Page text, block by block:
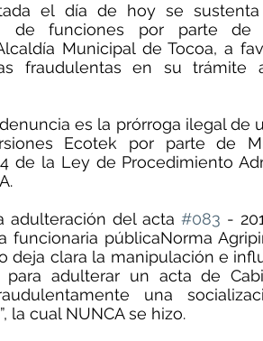
el día de hoy se
de funciones por parte de
Municipal de Tocoa, a
fraudulentas en su trámite
es la prórroga ilegal de
Ecotek por parte de
de la Ley de Procedimiento
adulteración del acta #083 -
funcionaria públicaNorma
deja clara la manipulación e
para adulterar un acta de
una
la cual NUNCA se hizo.